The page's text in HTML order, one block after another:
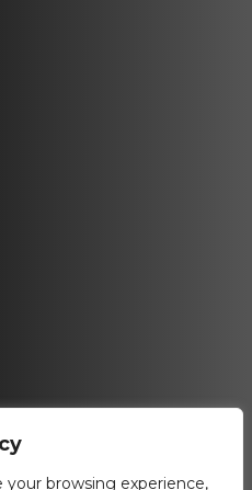
browsing experience,